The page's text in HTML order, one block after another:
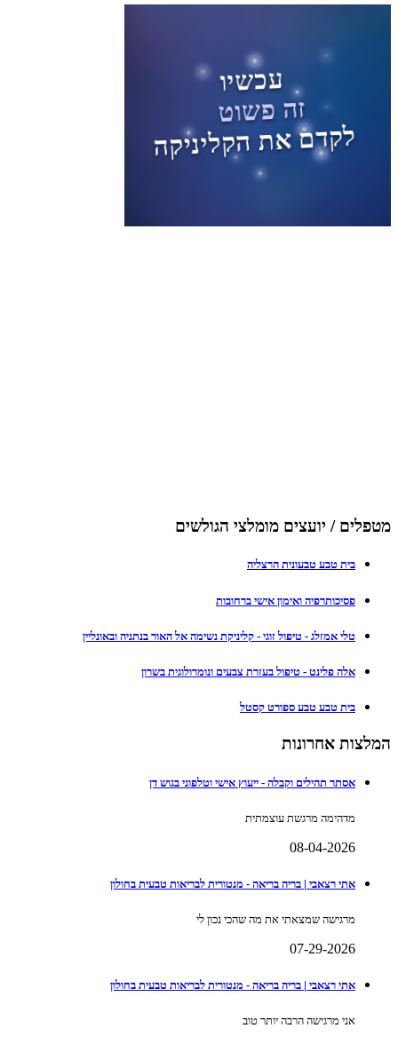
מטפלים / יועצים מומלצי הגולשים
בית טבע טבעונית הרצליה
פסיכותרפיה ואימון אישי ברחובות
טלי אמזלג - טיפול זוגי - קליניקת נשימה אל האור בנתניה ובאונליין
אלה פלינט - טיפול בעזרת צבעים ונומרולוגית בשרון
בית טבע טבע ספורט קסטל
המלצות אחרונות
אסתר תהילים וקבלה - ייעוץ אישי וטלפוני בגוש דן
מדהימה מרגשת עוצמתית
08-04-2026
אתי רצאבי | בריה בריאה - מנטורית לבריאות טבעית בחולון
מרגישה שמצאתי את מה שהכי נכון לי
07-29-2026
אתי רצאבי | בריה בריאה - מנטורית לבריאות טבעית בחולון
אני מרגישה הרבה יותר טוב